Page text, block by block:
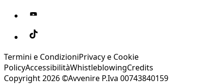
Termini e CondizioniPrivacy e Cookie
PolicyAccessibilitàWhistleblowingCredits
Copyright 2026 ©Avvenire P.Iva 00743840159